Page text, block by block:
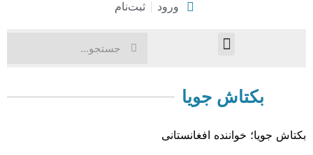
ورود ثبت‌نام
بکتاش جویا
بکتاش جویا؛ خواننده افغانستانی